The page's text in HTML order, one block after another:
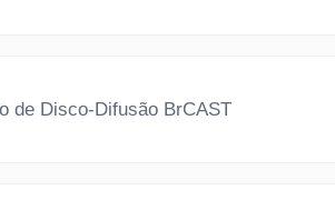
de Disco-Difusão BrCAST